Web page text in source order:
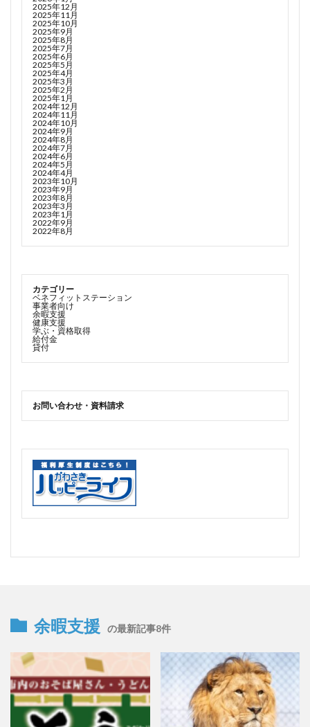
2025年12月
2025年11月
2025年10月
2025年9月
2025年8月
2025年7月
2025年6月
2025年5月
2025年4月
2025年3月
2025年2月
2025年1月
2024年12月
2024年11月
2024年10月
2024年9月
2024年8月
2024年7月
2024年6月
2024年5月
2024年4月
2023年10月
2023年9月
2023年8月
2023年3月
2023年1月
2022年9月
2022年8月
カテゴリー
ベネフィットステーション
事業者向け
余暇支援
健康支援
学ぶ・資格取得
給付金
貸付
お問い合わせ・資料請求
余暇支援 の最新記事8件